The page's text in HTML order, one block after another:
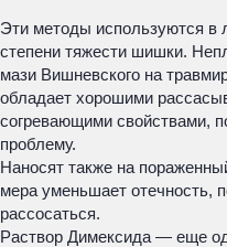
Эти методы используются в
степени тяжести шишки.
мази Вишневского на
обладает хорошими
согревающими свойствами,
проблему.
Наносят также на
мера уменьшает отечность,
рассосаться.
Раствор Димексида — еще